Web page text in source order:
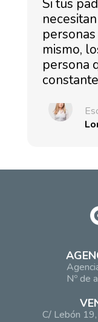
Si tus
mismo,
persona
Nº de
C/ Lebón